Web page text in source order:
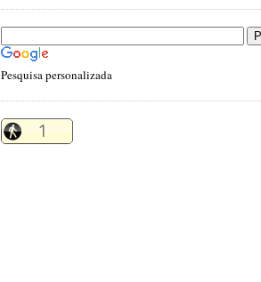
Pesquisa personalizada